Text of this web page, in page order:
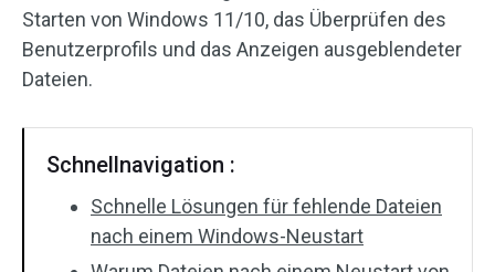
Starten von Windows 11/10, das Überprüfen des
Benutzerprofils und das Anzeigen ausgeblendeter
Dateien.
Schnellnavigation :
Schnelle Lösungen für fehlende Dateien
nach einem Windows-Neustart